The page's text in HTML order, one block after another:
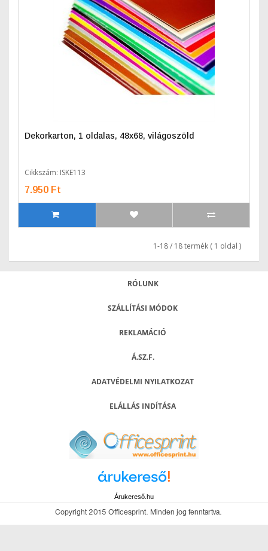
Dekorkarton, 1 oldalas, 48x68, világoszöld
Cikkszám: ISKE113
7.950 Ft
1-18 / 18 termék ( 1 oldal )
RÓLUNK
SZÁLLÍTÁSI MÓDOK
REKLAMÁCIÓ
Á.SZ.F.
ADATVÉDELMI NYILATKOZAT
ELÁLLÁS INDÍTÁSA
Árukereső.hu
Copyright 2015 Officesprint. Minden jog fenntartva.